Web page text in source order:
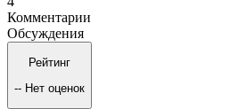
Комментарии
Обсуждения
Рейтинг
-- Нет оценок